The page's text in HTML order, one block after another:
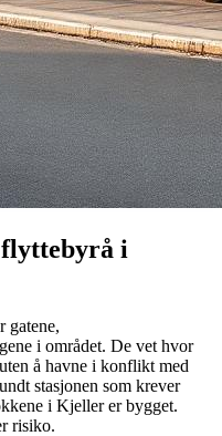
i
gatene,
i området. De vet hvor
å havne i konflikt med
stasjonen som krever
i Kjeller er bygget.
risiko.